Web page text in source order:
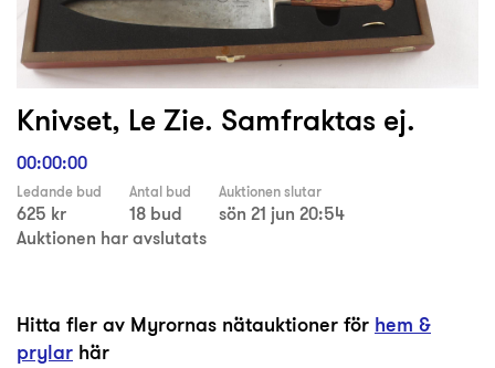
Knivset, Le Zie. Samfraktas ej.
00:00:00
Ledande bud
625 kr
Antal bud
18 bud
Auktionen slutar
sön 21 jun 20:54
Auktionen har avslutats
Hitta fler av Myrornas nätauktioner för hem &
prylar här